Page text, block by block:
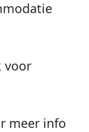
voor
meer info